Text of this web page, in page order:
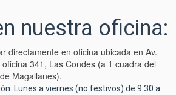
nuestra oficina:
directamente en oficina ubicada en Av.
341, Las Condes (a 1 cuadra del
Magallanes).
Lunes a viernes (no festivos) de 9:30 a